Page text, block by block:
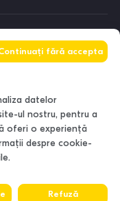
fără accepta
datelor
ul nostru, pentru a
oferi o experiență
despre cookie-
Refuză